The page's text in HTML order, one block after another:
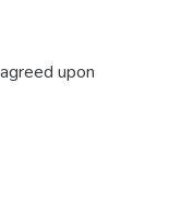
upon